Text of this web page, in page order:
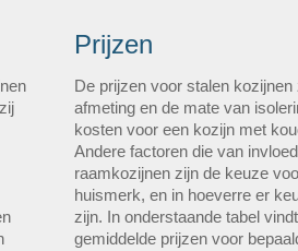
Prijzen
De prijzen voor stalen
afmeting en de mate van
kosten voor een kozijn met
Andere factoren die van
raamkozijnen zijn de keuze
huismerk, en in hoeverre er
zijn. In onderstaande tabel
gemiddelde prijzen voor